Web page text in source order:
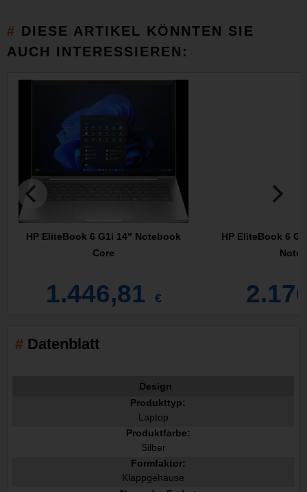
DIESE ARTIKEL KÖNNTEN SIE
AUCH INTERESSIEREN:
HP EliteBook 6 G1i 14" Notebook
Core
1.446,81 €
HP EliteBook 6
Datenblatt
Design
Produkttyp:
Laptop
Produktfarbe:
Silber
Formfaktor:
Klappgehäuse